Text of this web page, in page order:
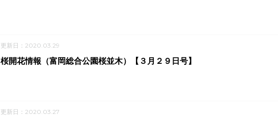
更新日：2020.03.29
桜開花情報（富岡総合公園桜並木）【３月２９日号】
更新日：2020.03.27